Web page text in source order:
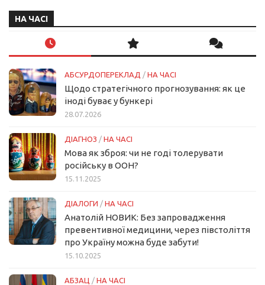
НА ЧАСІ
АБСУРДОПЕРЕКЛАД / НА ЧАСІ
Щодо стратегічного прогнозування: як це
іноді буває у бункері
28.07.2026
ДІАГНОЗ / НА ЧАСІ
Мова як зброя: чи не годі толерувати
російську в ООН?
15.11.2025
ДІАЛОГИ / НА ЧАСІ
Анатолій НОВИК: Без запровадження
превентивної медицини, через півстоліття
про Україну можна буде забути!
15.10.2025
АБЗАЦ / НА ЧАСІ